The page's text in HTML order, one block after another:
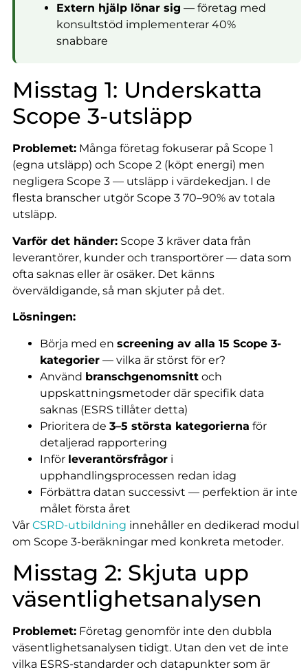
Extern hjälp lönar sig — företag med
konsultstöd implementerar 40%
snabbare
Misstag 1: Underskatta
Scope 3-utsläpp
Problemet: Många företag fokuserar på Scope 1
(egna utsläpp) och Scope 2 (köpt energi) men
negligera Scope 3 — utsläpp i värdekedjan. I de
flesta branscher utgör Scope 3 70–90% av totala
utsläpp.
Varför det händer: Scope 3 kräver data från
leverantörer, kunder och transportörer — data som
ofta saknas eller är osäker. Det känns
överväldigande, så man skjuter på det.
Lösningen:
Börja med en screening av alla 15 Scope 3-
kategorier — vilka är störst för er?
Använd branschgenomsnitt och
uppskattningsmetoder där specifik data
saknas (ESRS tillåter detta)
Prioritera de 3–5 största kategorierna för
detaljerad rapportering
Inför leverantörsfrågor i
upphandlingsprocessen redan idag
Förbättra datan successivt — perfektion är inte
målet första året
Vår CSRD-utbildning innehåller en dedikerad modul
om Scope 3-beräkningar med konkreta metoder.
Misstag 2: Skjuta upp
väsentlighetsanalysen
Problemet: Företag genomför inte den dubbla
väsentlighetsanalysen tidigt. Utan den vet de inte
vilka ESRS-standarder och datapunkter som är